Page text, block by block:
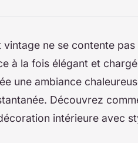
vintage ne se contente
à la fois élégant et
une ambiance
Découvrez
intérieure avec